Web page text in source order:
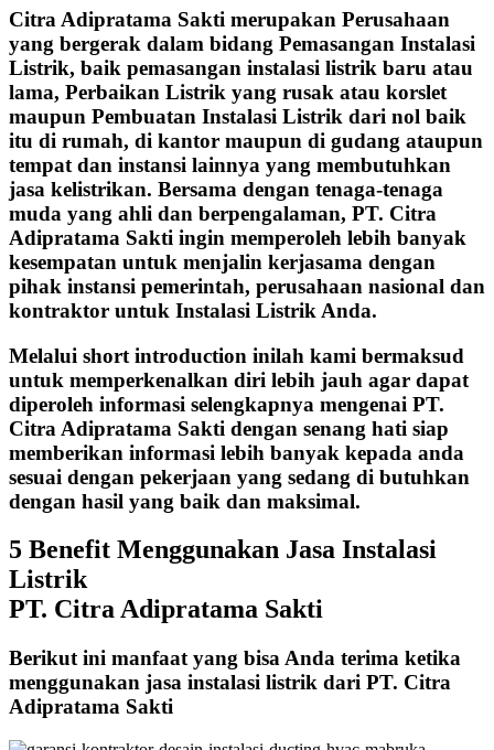
Citra Adipratama Sakti merupakan Perusahaan
yang bergerak dalam bidang Pemasangan Instalasi
Listrik, baik pemasangan instalasi listrik baru atau
lama, Perbaikan Listrik yang rusak atau korslet
maupun Pembuatan Instalasi Listrik dari nol baik
itu di rumah, di kantor maupun di gudang ataupun
tempat dan instansi lainnya yang membutuhkan
jasa kelistrikan. Bersama dengan tenaga-tenaga
muda yang ahli dan berpengalaman, PT. Citra
Adipratama Sakti ingin memperoleh lebih banyak
kesempatan untuk menjalin kerjasama dengan
pihak instansi pemerintah, perusahaan nasional dan
kontraktor untuk Instalasi Listrik Anda.
Melalui short introduction inilah kami bermaksud
untuk memperkenalkan diri lebih jauh agar dapat
diperoleh informasi selengkapnya mengenai PT.
Citra Adipratama Sakti dengan senang hati siap
memberikan informasi lebih banyak kepada anda
sesuai dengan pekerjaan yang sedang di butuhkan
dengan hasil yang baik dan maksimal.
5 Benefit Menggunakan Jasa Instalasi
Listrik
PT. Citra Adipratama Sakti
Berikut ini manfaat yang bisa Anda terima ketika
menggunakan jasa instalasi listrik dari PT. Citra
Adipratama Sakti